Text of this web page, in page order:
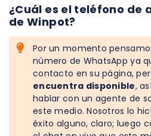
¿Cuál es el teléfono de
de Winpot?
Por un momento
número de WhatsApp ya
contacto en su página,
encuentra disponible,
hablar con un agente de
este medio. Nosotros lo
éxito alguno, claro; luego